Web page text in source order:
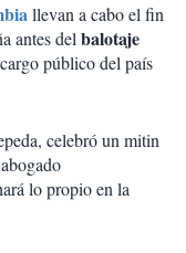
llevan a cabo el fin
antes delbalotaje
público del país
celebró un mitin
lo propio en la